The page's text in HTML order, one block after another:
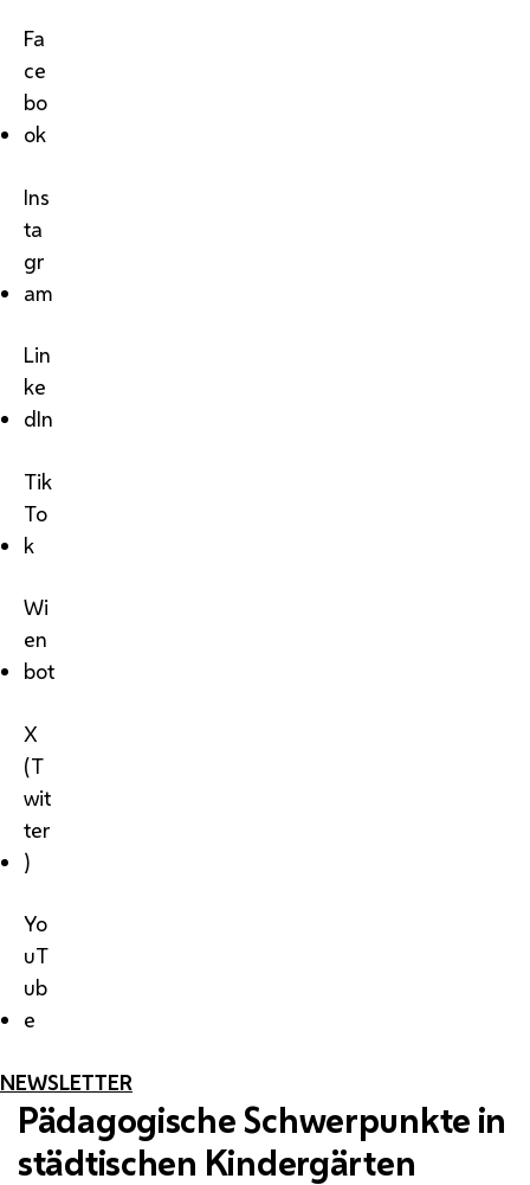
Fa
ce
bo
ok
Ins
ta
gr
am
Lin
ke
dIn
Tik
To
k
Wi
en
bot
X
(T
wit
ter
)
Yo
uT
ub
e
NEWSLETTER
Pädagogische Schwerpunkte in
städtischen Kindergärten